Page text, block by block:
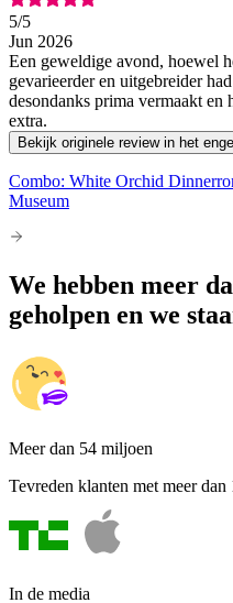
5/5
Jun 2026
Een geweldige avond, hoewel
gevarieerder en uitgebreider
desondanks prima vermaakt en
extra.
Bekijk originele review in het
Combo: White Orchid
Museum
We hebben meer
geholpen en we
Meer dan 54 miljoen
Tevreden klanten met meer
In de media